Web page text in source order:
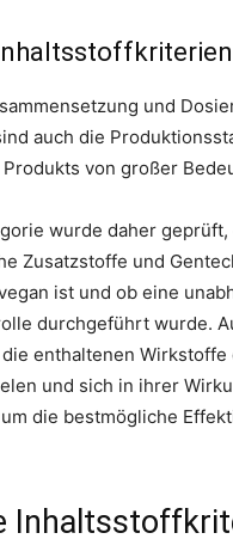
und
auch die
von großer
wurde daher
Zusatzstoffe und
ist und ob eine
durchgeführt wurde.
enthaltenen Wirkstoffe
und sich in ihrer
die bestmögliche